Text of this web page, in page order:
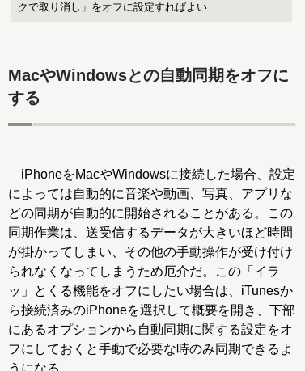
クで取り消し」をオフに設定すればよい
MacやWindowsとの自動同期をオフに
する
iPhoneをMacやWindowsに接続した場合、設定
によっては自動的に音楽や動画、写真、アプリな
どの同期が自動的に開始されることがある。この
同期作業は、送受信するデータが大きいほど時間
が掛かってしまい、その他の手動操作が受け付け
られなくなってしまうため厄介だ。この「イラ
ッ」とくる機能をオフにしたい場合は、iTunesか
ら接続済みのiPhoneを選択して概要を開き、下部
にあるオプションから自動同期に関する設定をオ
フにしておくと手動で必要な時のみ同期できるよ
うになる。